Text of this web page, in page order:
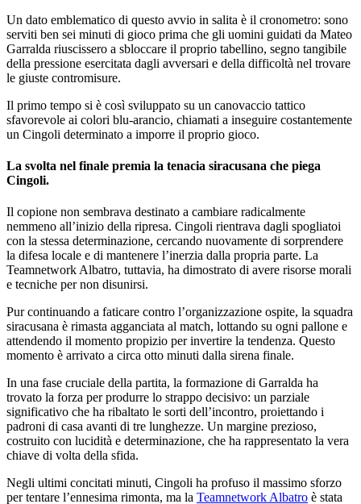
Un dato emblematico di questo avvio in salita è il cronometro: sono
serviti ben sei minuti di gioco prima che gli uomini guidati da Mateo
Garralda riuscissero a sbloccare il proprio tabellino, segno tangibile
della pressione esercitata dagli avversari e della difficoltà nel trovare
le giuste contromisure.
Il primo tempo si è così sviluppato su un canovaccio tattico
sfavorevole ai colori blu-arancio, chiamati a inseguire costantemente
un Cingoli determinato a imporre il proprio gioco.
La svolta nel finale premia la tenacia siracusana che piega
Cingoli.
Il copione non sembrava destinato a cambiare radicalmente
nemmeno all’inizio della ripresa. Cingoli rientrava dagli spogliatoi
con la stessa determinazione, cercando nuovamente di sorprendere
la difesa locale e di mantenere l’inerzia dalla propria parte. La
Teamnetwork Albatro, tuttavia, ha dimostrato di avere risorse morali
e tecniche per non disunirsi.
Pur continuando a faticare contro l’organizzazione ospite, la squadra
siracusana è rimasta agganciata al match, lottando su ogni pallone e
attendendo il momento propizio per invertire la tendenza. Questo
momento è arrivato a circa otto minuti dalla sirena finale.
In una fase cruciale della partita, la formazione di Garralda ha
trovato la forza per produrre lo strappo decisivo: un parziale
significativo che ha ribaltato le sorti dell’incontro, proiettando i
padroni di casa avanti di tre lunghezze. Un margine prezioso,
costruito con lucidità e determinazione, che ha rappresentato la vera
chiave di volta della sfida.
Negli ultimi concitati minuti, Cingoli ha profuso il massimo sforzo
per tentare l’ennesima rimonta, ma la Teamnetwork Albatro è stata